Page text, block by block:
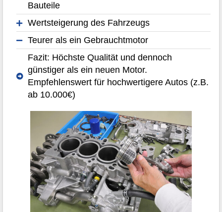
Bauteile
Wertsteigerung des Fahrzeugs
Teurer als ein Gebrauchtmotor
Fazit: Höchste Qualität und dennoch
günstiger als ein neuen Motor.
Empfehlenswert für hochwertigere Autos (z.B.
ab 10.000€)